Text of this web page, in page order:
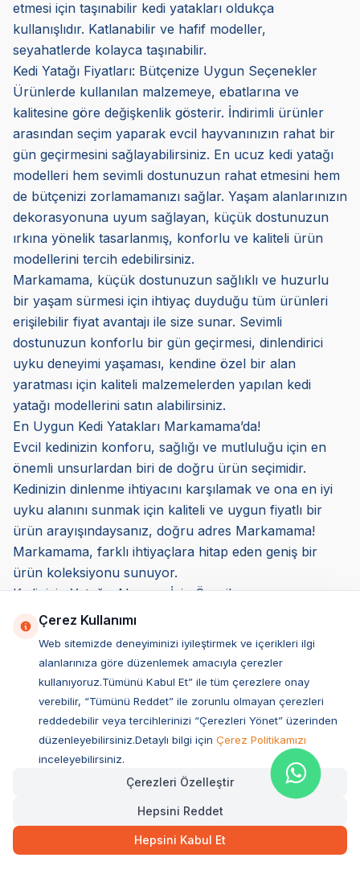
etmesi için taşınabilir kedi yatakları oldukça
kullanışlıdır. Katlanabilir ve hafif modeller,
seyahatlerde kolayca taşınabilir.
Kedi Yatağı Fiyatları: Bütçenize Uygun Seçenekler
Ürünlerde kullanılan malzemeye, ebatlarına ve
kalitesine göre değişkenlik gösterir. İndirimli ürünler
arasından seçim yaparak evcil hayvanınızın rahat bir
gün geçirmesini sağlayabilirsiniz. En ucuz kedi yatağı
modelleri hem sevimli dostunuzun rahat etmesini hem
de bütçenizi zorlamamanızı sağlar. Yaşam alanlarınızın
dekorasyonuna uyum sağlayan, küçük dostunuzun
ırkına yönelik tasarlanmış, konforlu ve kaliteli ürün
modellerini tercih edebilirsiniz.
Markamama, küçük dostunuzun sağlıklı ve huzurlu
bir yaşam sürmesi için ihtiyaç duyduğu tüm ürünleri
erişilebilir fiyat avantajı ile size sunar. Sevimli
dostunuzun konforlu bir gün geçirmesi, dinlendirici
uyku deneyimi yaşaması, kendine özel bir alan
yaratması için kaliteli malzemelerden yapılan kedi
yatağı modellerini satın alabilirsiniz.
En Uygun Kedi Yatakları Markamama’da!
Evcil kedinizin konforu, sağlığı ve mutluluğu için en
önemli unsurlardan biri de doğru ürün seçimidir.
Kedinizin dinlenme ihtiyacını karşılamak ve ona en iyi
uyku alanını sunmak için kaliteli ve uygun fiyatlı bir
ürün arayışındaysanız, doğru adres Markamama!
Markamama, farklı ihtiyaçlara hitap eden geniş bir
ürün koleksiyonu sunuyor.
Kedinizin Yatağa Alışması İçin Öneriler
Küçük dostlarınızın, evde kedi yatağına alışma süreci
bazen zorlayıcı olabilir. Bu gibi durumlarda sabırlı
olmalı ve rutin oluşturmaya özen göstermelisiniz.
Bebeklik döneminden beri sert zeminlerde uyuyan
küçük dostlarınız, yumuşak ve hafif ürünlere daha zor
alışabilir. Küçük dostunuzun, yavru olduğu
zamanlardan itibaren yumuşak ve konforlu ürünlerde
yatmasına dikkat edebilirsiniz. Küçük dostunuza ilk
doğduğu andan itibaren yumuşak ve rahat, yavru kedi
yataklarının konforuna alıştırmanız yetişkinlik
dönemlerinde rahat etmenizi sağlar.
Ürünün temiz olması ve kaliteli malzemeden yapılması,
Çerez Kullanımı
Web sitemizde deneyiminizi iyileştirmek ve içerikleri ilgi
alanlarınıza göre düzenlemek amacıyla çerezler
kullanıyoruz.Tümünü Kabul Et” ile tüm çerezlere onay
verebilir, “Tümünü Reddet” ile zorunlu olmayan çerezleri
reddedebilir veya tercihlerinizi “Çerezleri Yönet” üzerinden
düzenleyebilirsiniz.Detaylı bilgi için Çerez Politikamızı
inceleyebilirsiniz.
Çerezleri Özelleştir
Hepsini Reddet
Hepsini Kabul Et